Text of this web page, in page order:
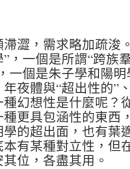
澀，需求略加疏浚
，一個是所謂“跨族
一個是朱子學和陽
夜體與“超出性的”
幻想性是什麼呢？
更具包涵性的東西
的超出面，也有葉
有某種對立性，但
位，各盡其用。